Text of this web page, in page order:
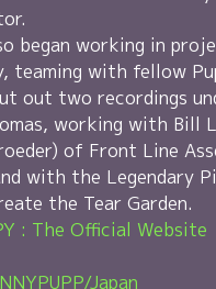
began working in
teaming with fellow
out two recordings
working with Bill
of Front Line
with the Legendary
the Tear Garden.
: The Official Website
Japan